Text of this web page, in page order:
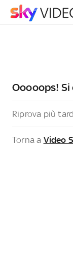
Ooooops!
Riprova più
Torna a Video